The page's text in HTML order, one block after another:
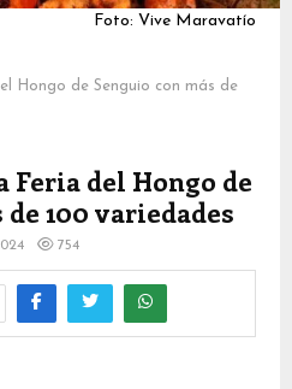
Foto: Vive Maravatío
Hongo de Senguio con más de
Feria del Hongo de
100 variedades
754